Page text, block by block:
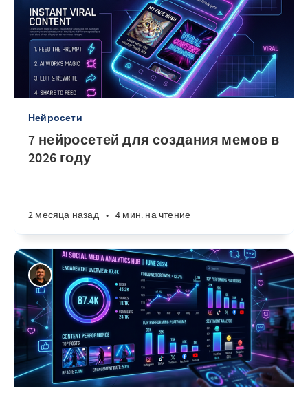
Нейросети
7 нейросетей для создания мемов в
2026 году
2 месяца назад • 4 мин. на чтение